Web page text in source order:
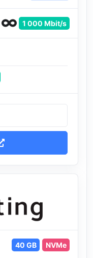
1 000 Mbit/s
40 GB NVMe